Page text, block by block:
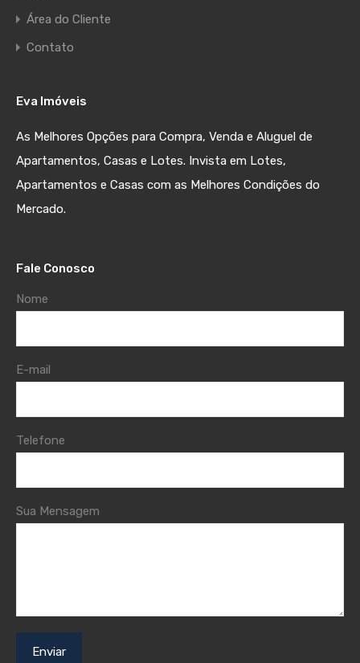
Área do Cliente
Contato
Eva Imóveis
As Melhores Opções para Compra, Venda e Aluguel de
Apartamentos, Casas e Lotes. Invista em Lotes,
Apartamentos e Casas com as Melhores Condições do
Mercado.
Fale Conosco
Nome
E-mail
Telefone
Sua Mensagem